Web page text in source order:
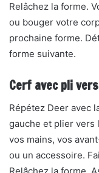
Relâchez la forme.
ou bouger votre
prochaine forme.
forme suivante.
Cerf avec pli
Répétez Deer avec
gauche et plier vers
vos mains, vos
ou un accessoire.